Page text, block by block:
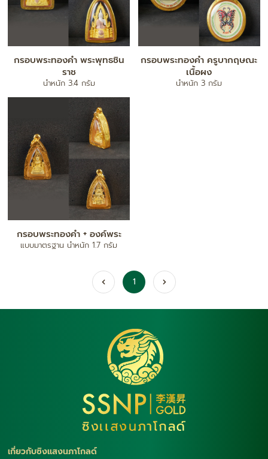
กรอบพระทองคำ พระพุทธชิน
ราช
น้ำหนัก 3.4 กรัม
กรอบพระทองคำ ครูบากฤษณะ
เนื้อผง
น้ำหนัก 3 กรัม
กรอบพระทองคำ + องค์พระ
แบบมาตรฐาน น้ำหนัก 1.7 กรัม
1
เกี่ยวกับซิงแสงนภาโกลด์